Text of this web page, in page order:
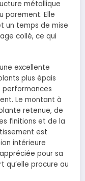
métallique
parement. Elle
un temps de mise
collé, ce qui
excellente
plus épais
performances
Le montant à
retenue, de
finitions et de la
est
intérieure
pour sa
qu’elle procure au